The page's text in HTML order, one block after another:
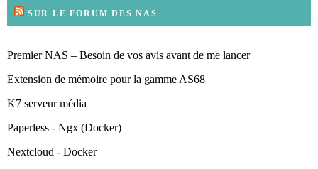
SUR LE FORUM DES NAS
Premier NAS – Besoin de vos avis avant de me lancer
Extension de mémoire pour la gamme AS68
K7 serveur média
Paperless - Ngx (Docker)
Nextcloud - Docker